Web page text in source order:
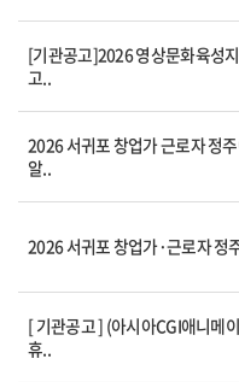
[기관공고]2026 영상문화육성
고..
2026 서귀포 창업가 근로자 정
알..
2026 서귀포 창업가·근로자 정
[ 기관공고 ] (아시아CGI애니메
휴..